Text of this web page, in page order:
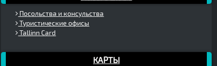
Посольства и консульства
Туристические офисы
Tallinn Card
КАРТЫ